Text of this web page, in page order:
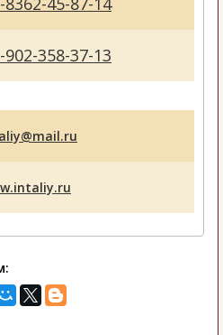
902-358-37-13